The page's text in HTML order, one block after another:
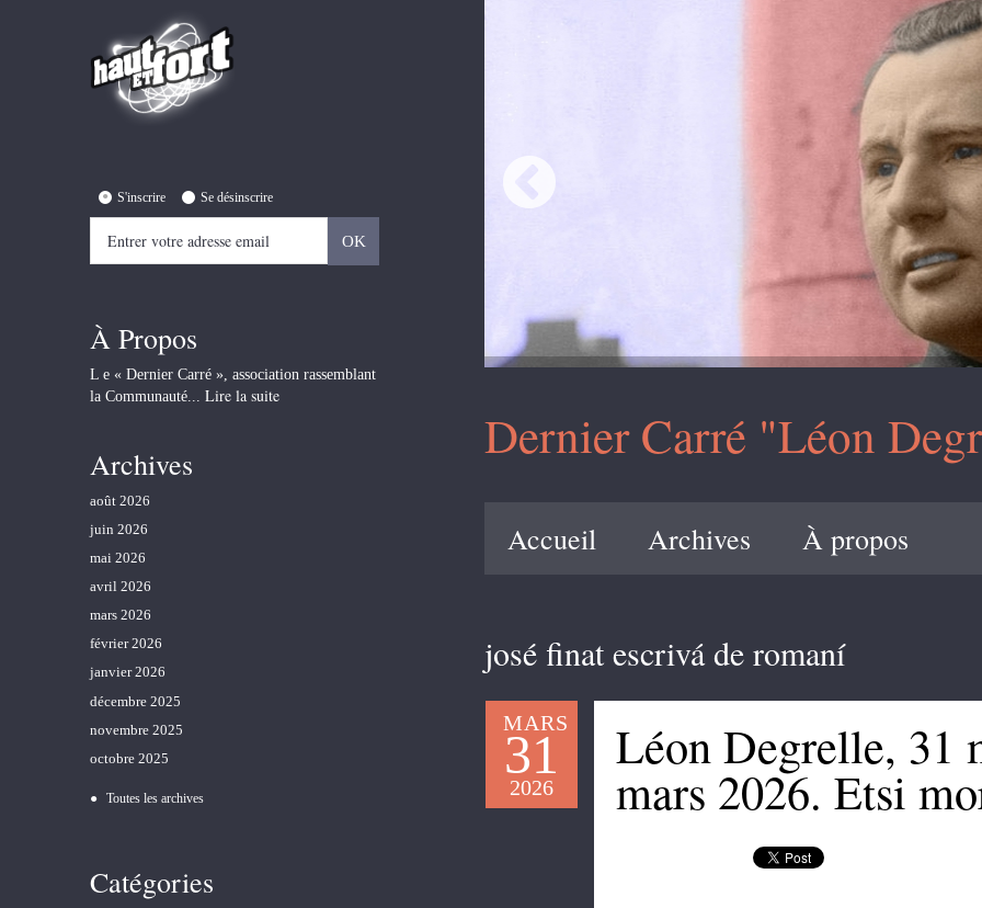
S'inscrire Se désinscrire
À Propos
L e « Dernier Carré », association rassemblant
la Communauté... Lire la suite
Archives
août 2026
juin 2026
mai 2026
avril 2026
mars 2026
février 2026
janvier 2026
décembre 2025
novembre 2025
octobre 2025
Toutes les archives
Catégories
Dernier Carré "Léon
Accueil Archives À propos
josé finat escrivá de romaní
MARS
31
2026
Léon Degrelle, 31
mars 2026. Etsi